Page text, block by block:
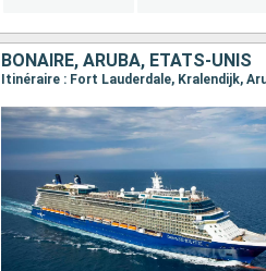
BONAIRE, ARUBA, ÉTATS-UNIS
Itinéraire : Fort Lauderdale, Kralendijk,